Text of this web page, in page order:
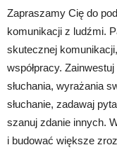
Zapraszamy Cię do
komunikacji z ludźmi.
skutecznej
współpracy.
słuchania, wyrażania
słuchanie, zadawaj
szanuj zdanie innych.
i budować większe